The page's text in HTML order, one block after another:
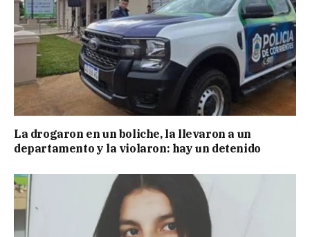
La drogaron en un boliche, la llevaron a un
departamento y la violaron: hay un detenido